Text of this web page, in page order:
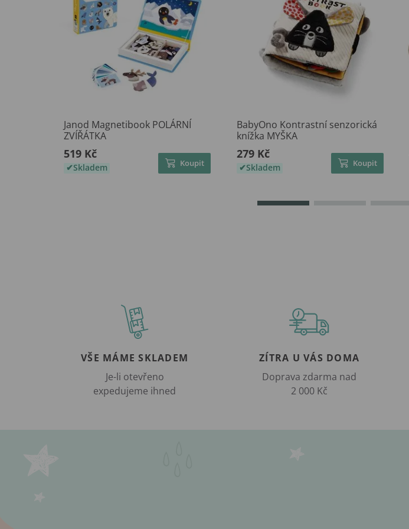
Janod Magnetibook POLÁRNÍ
ZVÍŘÁTKA
519 Kč
Skladem Koupit
BabyOno Kontrastní senzorická
knížka MYŠKA
279 Kč
Skladem Koupit
VŠE MÁME SKLADEM
Je-li otevřeno
expedujeme ihned
ZÍTRA U VÁS DOMA
Doprava zdarma nad
2 000 Kč